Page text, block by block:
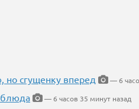
сгущенку вперед
— 6
блюда
— 6 часов 35 минут назад